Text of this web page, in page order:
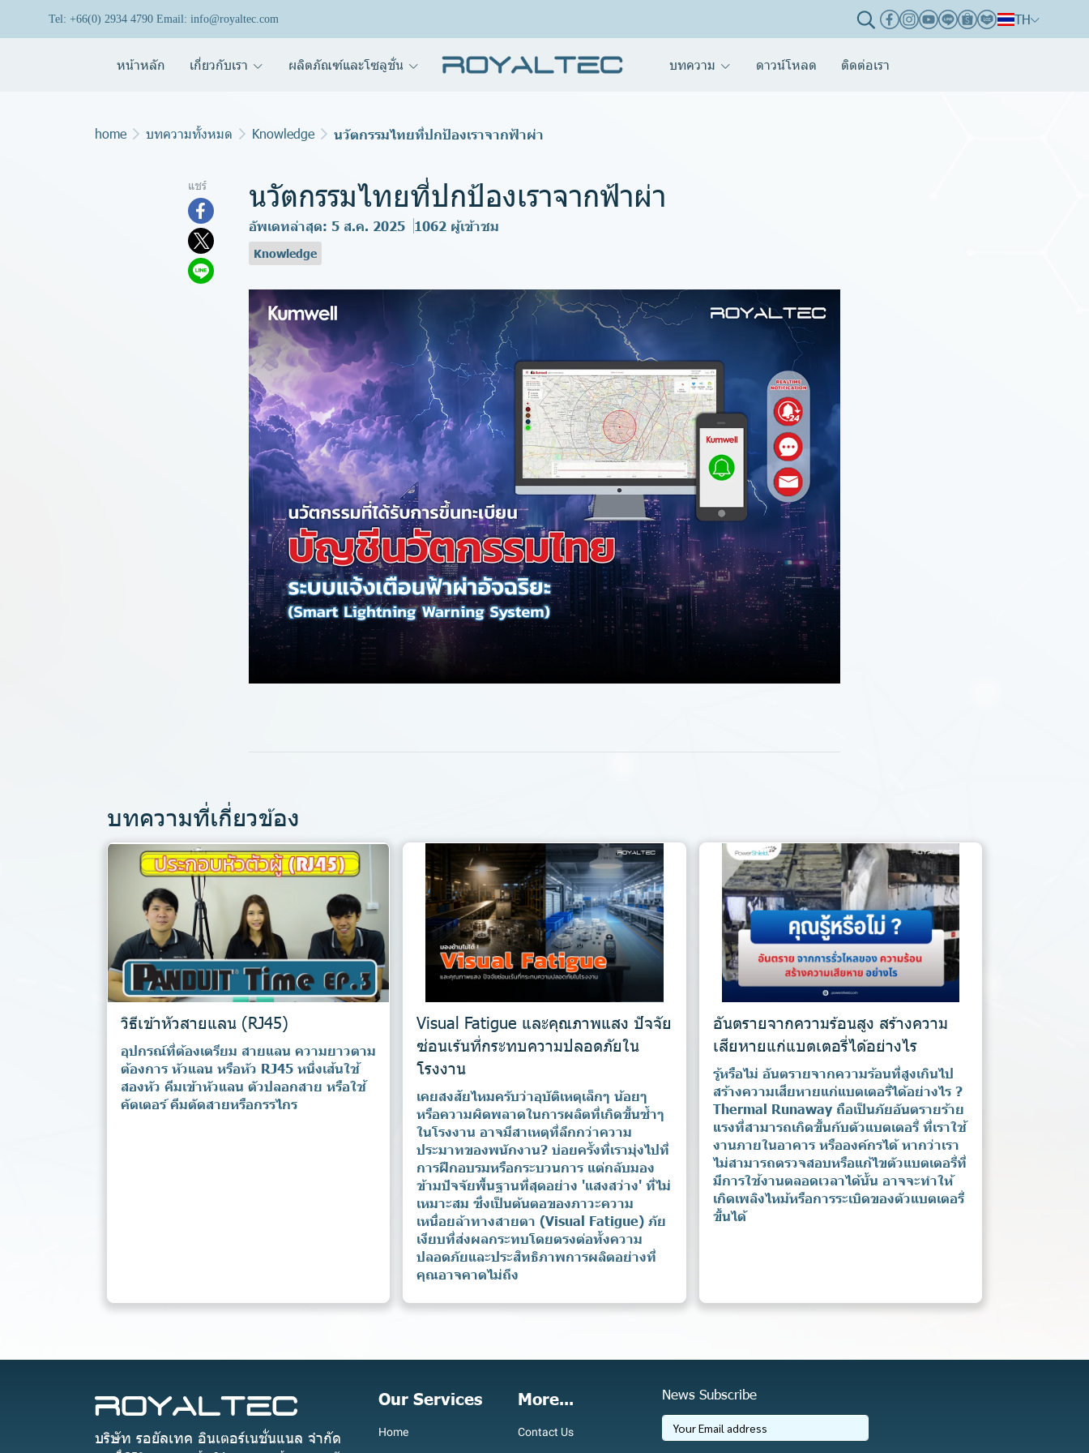
Tel: +66(0) 2934 4790 Email: info@royaltec.com TH
หน้าหลัก เกี่ยวกับเรา ผลิตภัณฑ์และโซลูชั่น บทความ ดาวน์โหลด ติดต่อเรา
home บทความทั้งหมด Knowledge นวัตกรรมไทยที่ปกป้องเราจากฟ้าผ่า
แชร์ นวัตกรรมไทยที่ปกป้องเราจากฟ้าผ่า
อัพเดทล่าสุด: 5 ส.ค. 2025 1062 ผู้เข้าชม
Knowledge
บทความที่เกี่ยวข้อง
วิธีเข้าหัวสายแลน (RJ45)
อุปกรณ์ที่ต้องเตรียม สายแลน ความยาวตาม
ต้องการ หัวแลน หรือหัว RJ45 หนึ่งเส้นใช้
สองหัว คีมเข้าหัวแลน ตัวปลอกสาย หรือใช้
คัตเตอร์ คีมตัดสายหรือกรรไกร
Visual Fatigue และคุณภาพแสง ปัจจัย
ซ่อนเร้นที่กระทบความปลอดภัยใน
โรงงาน
เคยสงสัยไหมครับว่าอุบัติเหตุเล็กๆ น้อยๆ
หรือความผิดพลาดในการผลิตที่เกิดขึ้นซ้ำๆ
ในโรงงาน อาจมีสาเหตุที่ลึกกว่าความ
ประมาทของพนักงาน? บ่อยครั้งที่เรามุ่งไปที่
การฝึกอบรมหรือกระบวนการ แต่กลับมอง
ข้ามปัจจัยพื้นฐานที่สุดอย่าง 'แสงสว่าง' ที่ไม่
เหมาะสม ซึ่งเป็นต้นตอของภาวะความ
เหนื่อยล้าทางสายตา (Visual Fatigue) ภัย
เงียบที่ส่งผลกระทบโดยตรงต่อทั้งความ
ปลอดภัยและประสิทธิภาพการผลิตอย่างที่
คุณอาจคาดไม่ถึง
อันตรายจากความร้อนสูง สร้างความ
เสียหายแก่แบตเตอรี่ได้อย่างไร
รู้หรือไม่ อันตรายจากความร้อนที่สูงเกินไป
สร้างความเสียหายแก่แบตเตอรี่ได้อย่างไร ?
Thermal Runaway ถือเป็นภัยอันตรายร้าย
แรงที่สามารถเกิดขึ้นกับตัวแบตเตอรี่ ที่เราใช้
งานภายในอาคาร หรือองค์กรได้ หากว่าเรา
ไม่สามารถตรวจสอบหรือแก้ไขตัวแบตเตอรี่ที่
มีการใช้งานตลอดเวลาได้นั้น อาจจะทำให้
เกิดเพลิงไหม้หรือการระเบิดของตัวแบตเตอรี่
ขึ้นได้
บริษัท รอยัลเทค อินเตอร์เนชั่นแนล จำกัด
Our Services
Home
More...
Contact Us
News Subscribe